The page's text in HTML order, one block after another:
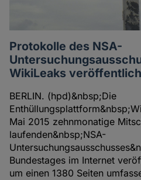
Protokolle des NSA-
WikiLeaks
BERLIN. (hpd)&nbsp;Die
Mai 2015 zehnmonatige
laufenden&nbsp;NSA-
Bundestages im Internet
um einen 1380 Seiten